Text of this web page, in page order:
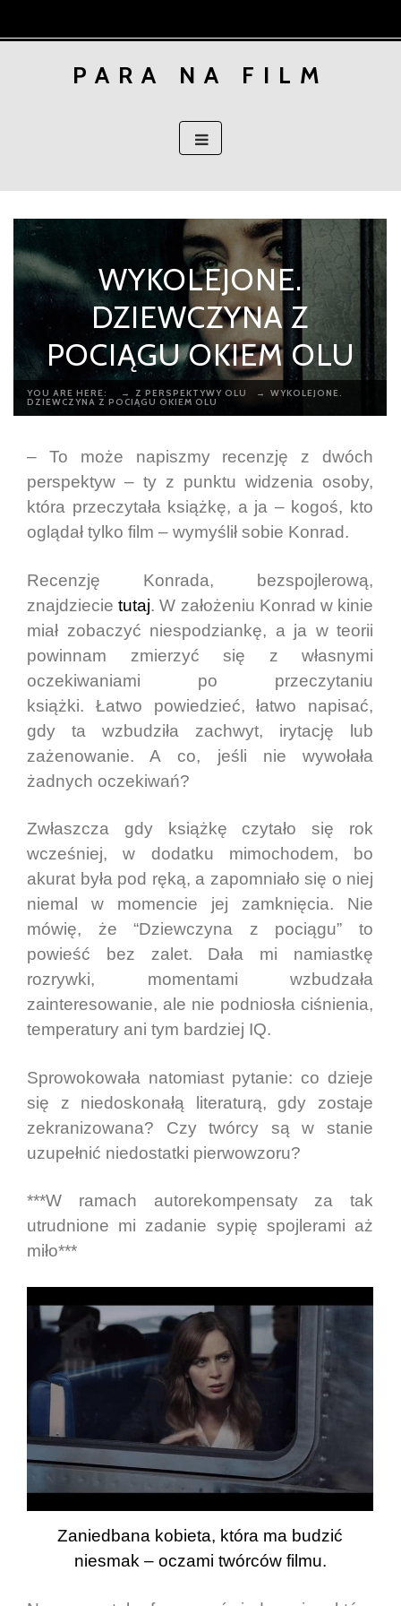
to
PARA NA FILM
YOU ARE HERE: → Z PERSPEKTYWY OLU → WYKOLEJONE.
DZIEWCZYNA Z POCIĄGU OKIEM OLU
WYKOLEJONE.
DZIEWCZYNA Z
POCIĄGU OKIEM OLU
– To może napiszmy recenzję z dwóch
perspektyw – ty z punktu widzenia osoby,
która przeczytała książkę, a ja – kogoś, kto
oglądał tylko film – wymyślił sobie Konrad.
Recenzję Konrada, bezspojlerową,
znajdziecietutaj. W założeniu Konrad w kinie
miał zobaczyć niespodziankę, a ja w teorii
powinnam zmierzyć się z własnymi
oczekiwaniami po przeczytaniu
książki. Łatwo powiedzieć, łatwo napisać,
gdy ta wzbudziła zachwyt, irytację lub
zażenowanie. A co, jeśli nie wywołała
żadnych oczekiwań?
Zwłaszcza gdy książkę czytało się rok
wcześniej, w dodatku mimochodem, bo
akurat była pod ręką, a zapomniało się o niej
niemal w momencie jej zamknięcia. Nie
mówię, że “Dziewczyna z pociągu” to
powieść bez zalet. Dała mi namiastkę
rozrywki, momentami wzbudzała
zainteresowanie, ale nie podniosła ciśnienia,
temperatury ani tym bardziej IQ.
Sprowokowała natomiast pytanie: co dzieje
się z niedoskonałą literaturą, gdy zostaje
zekranizowana? Czy twórcy są w stanie
uzupełnić niedostatki pierwowzoru?
***W ramach autorekompensaty za tak
utrudnione mi zadanie sypię spojlerami aż
miło***
Zaniedbana kobieta, która ma budzić
niesmak – oczami twórców filmu.